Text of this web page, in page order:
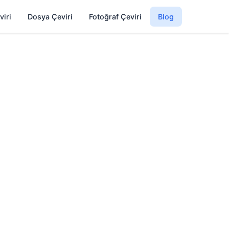
Dosya Çeviri Fotoğraf Çeviri Blog